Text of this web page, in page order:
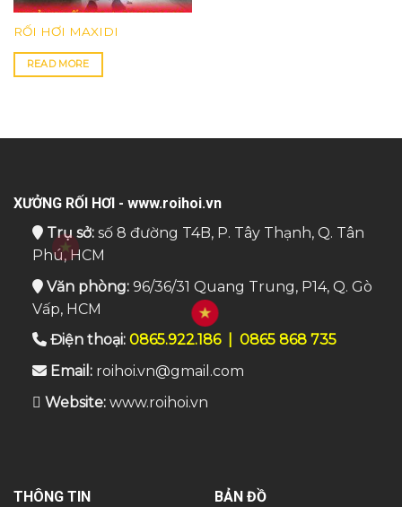
RỐI HƠI MAXIDI
READ MORE
XƯỞNG RỐI HƠI - www.roihoi.vn
Trụ sở:số 8 đường T4B, P. Tây Thạnh, Q. Tân
Phú, HCM
Văn phòng:96/36/31 Quang Trung, P14, Q. Gò
Vấp, HCM
Điện thoại: 0865.922.186| 0865 868 735
Email:roihoi.vn@gmail.com
Website: www.roihoi.vn
THÔNG TIN
BẢN ĐỒ